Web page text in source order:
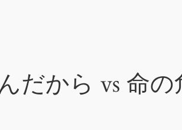
だから vs 命